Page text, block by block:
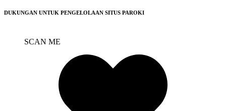
DUKUNGAN UNTUK PENGELOLAAN SITUS PAROKI
SCAN ME